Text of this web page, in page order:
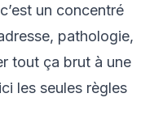
un concentré
pathologie,
tout ça brut à une
les seules règles